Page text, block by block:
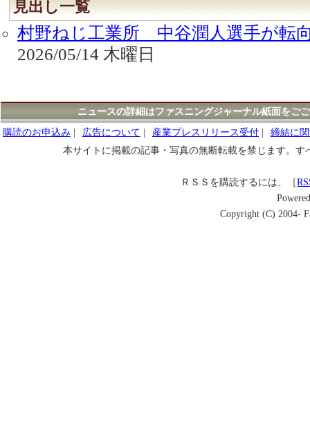
見出し一覧
村野ねじ工業所 中谷潤人選手が転
2026/05/14 木曜日
ニュースの詳細はファスニングジャーナル紙面をご
購読のお申込み | 広告について | 産業プレスリリース受付 |
締結に
本サイトに掲載の記事・写真の無断転載を禁じます。
ＲＳＳを購読するには、［
Copyright (C) 2004-